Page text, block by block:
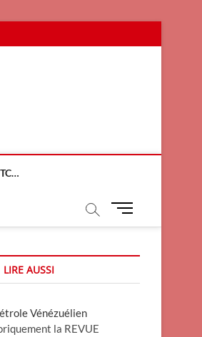
M
u
u
LIRE AUSSI
Vénézuélien
la REVUE